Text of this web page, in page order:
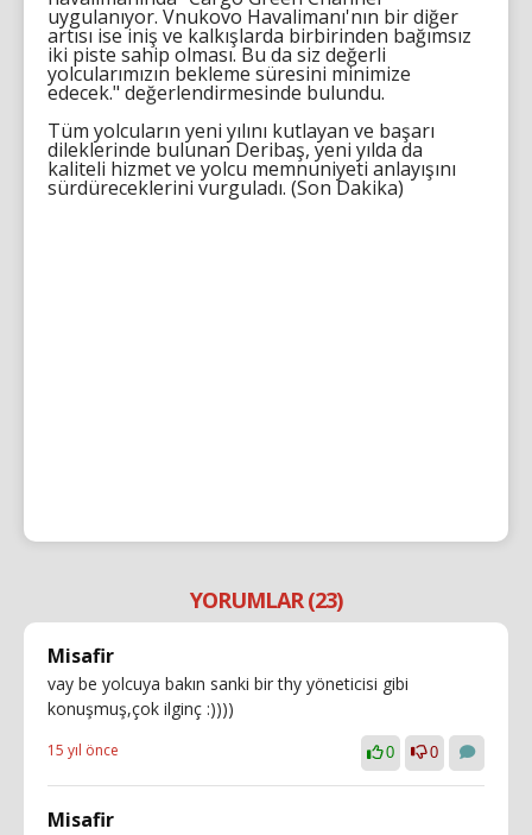
uygulanıyor. Vnukovo Havalimanı'nın bir diğer
artısı ise iniş ve kalkışlarda birbirinden bağımsız
iki piste sahip olması. Bu da siz değerli
yolcularımızın bekleme süresini minimize
edecek." değerlendirmesinde bulundu.
Tüm yolcuların yeni yılını kutlayan ve başarı
dileklerinde bulunan Deribaş, yeni yılda da
kaliteli hizmet ve yolcu memnuniyeti anlayışını
sürdüreceklerini vurguladı. (Son Dakika)
YORUMLAR (23)
Misafir
vay be yolcuya bakın sanki bir thy yöneticisi gibi
konuşmuş,çok ilginç :))))
15 yıl önce 0 0
Misafir